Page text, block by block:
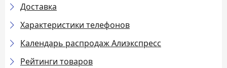
Доставка
Характеристики телефонов
Календарь распродаж Алиэкспресс
Рейтинги товаров